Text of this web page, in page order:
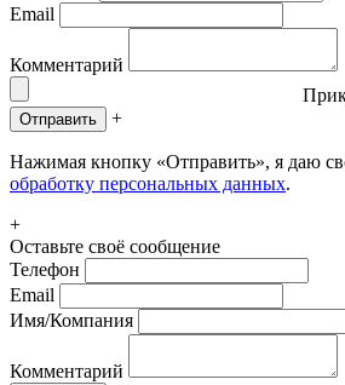
Email
Комментарий
Отправить +
Нажимая кнопку «Отправить», я даю
обработку персональных данных.
+
Оставьте своё сообщение
Телефон
Email
Имя/Компания
Комментарий